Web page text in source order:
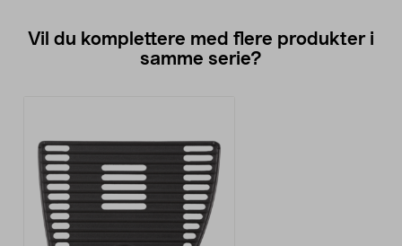
Vil du komplettere med flere produkter i
samme serie?